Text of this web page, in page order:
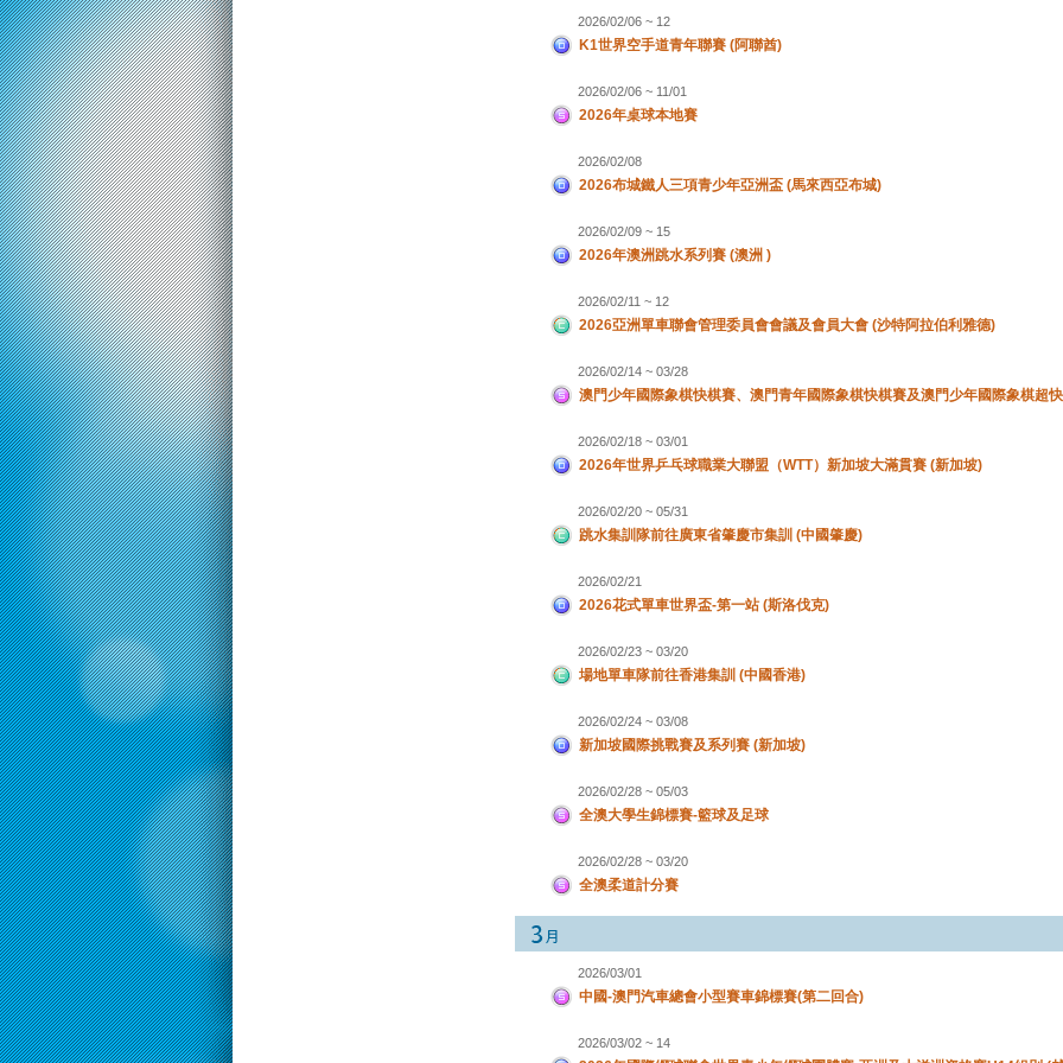
2026/02/06 ~ 12
K1世界空手道青年聯賽 (阿聯酋)
2026/02/06 ~ 11/01
2026年桌球本地賽
2026/02/08
2026布城鐵人三項青少年亞洲盃 (馬來西亞布城)
2026/02/09 ~ 15
2026年澳洲跳水系列賽 (澳洲 )
2026/02/11 ~ 12
2026亞洲單車聯會管理委員會會議及會員大會 (沙特阿拉伯利雅德)
2026/02/14 ~ 03/28
澳門少年國際象棋快棋賽、澳門青年國際象棋快棋賽及澳門少年國際象棋超
2026/02/18 ~ 03/01
2026年世界乒乓球職業大聯盟（WTT）新加坡大滿貫賽 (新加坡)
2026/02/20 ~ 05/31
跳水集訓隊前往廣東省肇慶市集訓 (中國肇慶)
2026/02/21
2026花式單車世界盃-第一站 (斯洛伐克)
2026/02/23 ~ 03/20
場地單車隊前往香港集訓 (中國香港)
2026/02/24 ~ 03/08
新加坡國際挑戰賽及系列賽 (新加坡)
2026/02/28 ~ 05/03
全澳大學生錦標賽-籃球及足球
2026/02/28 ~ 03/20
全澳柔道計分賽
2026/03/01
中國-澳門汽車總會小型賽車錦標賽(第二回合)
2026/03/02 ~ 14